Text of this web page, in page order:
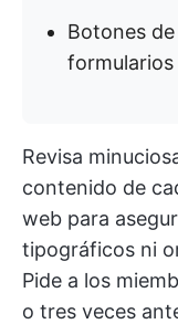
Botones
Revisa
contenido de
web para
tipográficos ni
Pide a los
o tres veces